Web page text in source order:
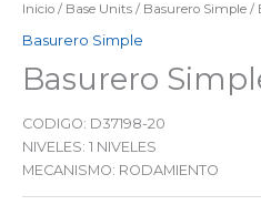
Inicio / Base Units / Basurero Simple /
Basurero Simple
Basurero
CODIGO: D37198-20
NIVELES: 1 NIVELES
MECANISMO: RODAMIENTO